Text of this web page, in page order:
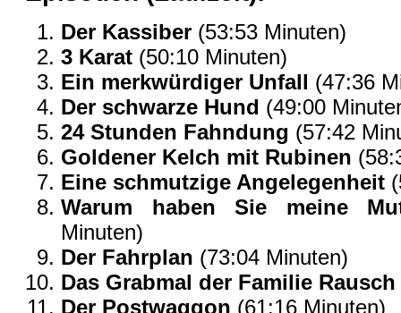
Der Kassiber (53:53 Minuten)
3 Karat (50:10 Minuten)
Ein merkwürdiger Unfall (47:36
Der schwarze Hund (49:00
24 Stunden Fahndung (57:42
Goldener Kelch mit Rubinen
Eine schmutzige Angelegenheit
Warum haben Sie meine
Minuten)
Der Fahrplan (73:04 Minuten)
Das Grabmal der Familie Rausch
Der Postwaggon (61:16 Minuten)